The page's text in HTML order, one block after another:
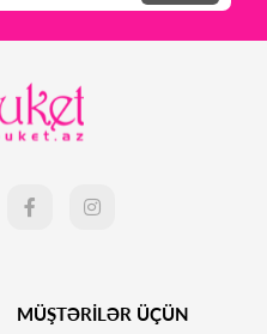
MÜŞTƏRİLƏR ÜÇÜN